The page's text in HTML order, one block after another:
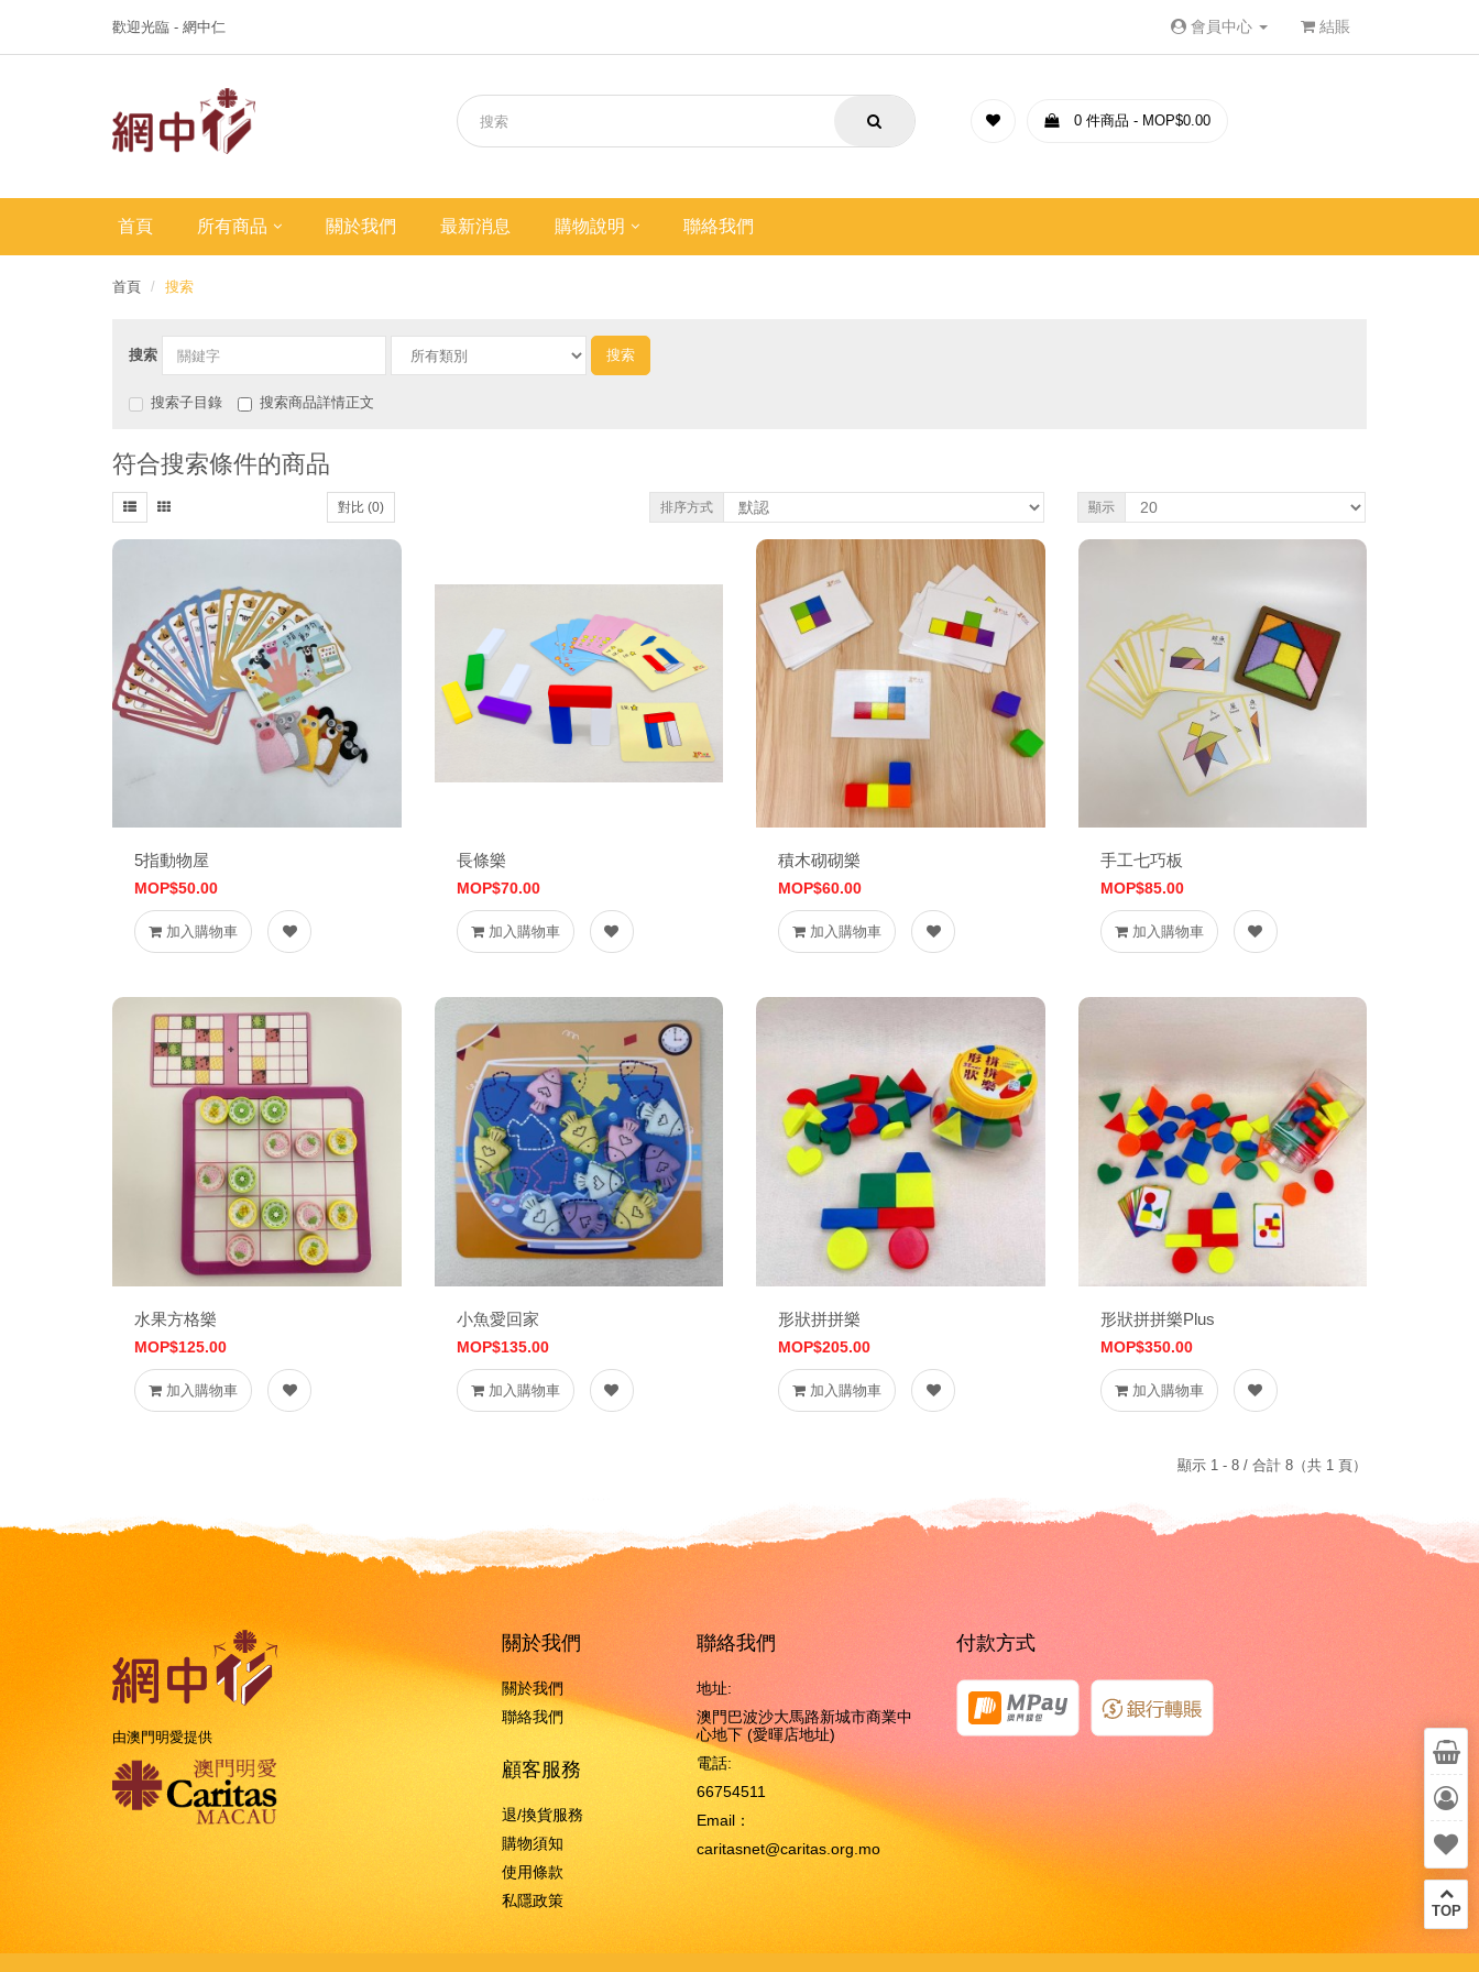
歡迎光臨 - 網中仁 會員中心 結賬
0 件商品 - MOP$0.00
首頁 所有商品 關於我們 最新消息 購物說明 聯絡我們
首頁 搜索
搜索
搜索子目錄 搜索商品詳情正文
符合搜索條件的商品
對比 (0) 排序方式 顯示
5指動物屋
MOP$50.00
加入購物車
長條樂
MOP$70.00
加入購物車
積木砌砌樂
MOP$60.00
加入購物車
手工七巧板
MOP$85.00
加入購物車
水果方格樂
MOP$125.00
加入購物車
小魚愛回家
MOP$135.00
加入購物車
形狀拼拼樂
MOP$205.00
加入購物車
形狀拼拼樂Plus
MOP$350.00
加入購物車
顯示 1 - 8 / 合計 8（共 1 頁）
由澳門明愛提供
關於我們
關於我們
聯絡我們
顧客服務
退/換貨服務
購物須知
使用條款
私隱政策
聯絡我們
地址:
澳門巴波沙大馬路新城市商業中
心地下 (愛暉店地址)
電話:
66754511
Email：
caritasnet@caritas.org.mo
付款方式
TOP